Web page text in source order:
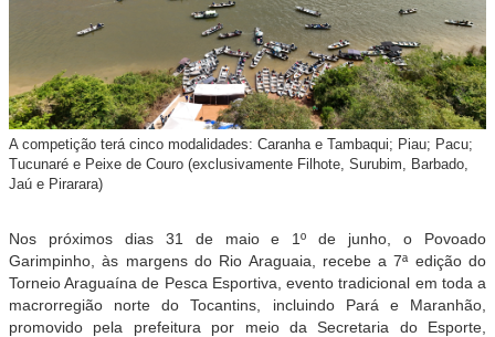
A competição terá cinco modalidades: Caranha e Tambaqui; Piau; Pacu;
Tucunaré e Peixe de Couro (exclusivamente Filhote, Surubim, Barbado,
Jaú e Pirarara)
Nos próximos dias 31 de maio e 1º de junho, o Povoado
Garimpinho, às margens do Rio Araguaia, recebe a 7ª edição do
Torneio Araguaína de Pesca Esportiva, evento tradicional em toda a
macrorregião norte do Tocantins, incluindo Pará e Maranhão,
promovido pela prefeitura por meio da Secretaria do Esporte,